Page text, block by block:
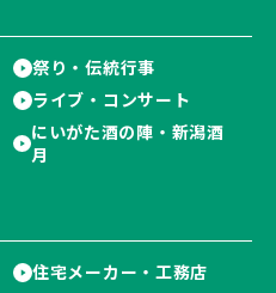
祭り・伝統行事
ライブ・コンサート
にいがた酒の陣・新潟酒
月
住宅メーカー・工務店